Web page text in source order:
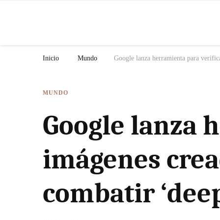
Inicio Mundo Google lanza herramienta para
MUNDO
Google lanza
imágenes
combatir